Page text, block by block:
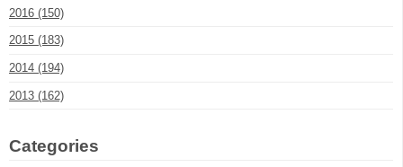
2016 (150)
2015 (183)
2014 (194)
2013 (162)
Categories